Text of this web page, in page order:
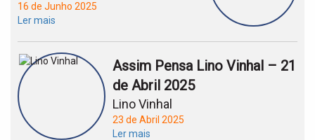
16 de Junho 2025
Ler mais
Assim Pensa Lino Vinhal – 21
de Abril 2025
Lino Vinhal
23 de Abril 2025
Ler mais